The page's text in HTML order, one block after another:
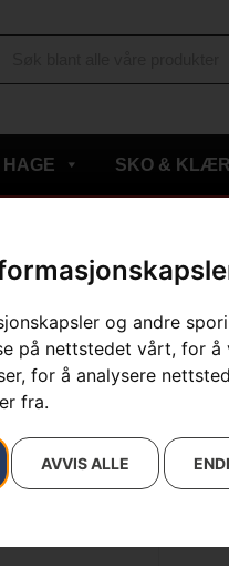
og andre
på nettstedet vårt, for
for å analysere
fra.
AVVIS ALLE
HAGE SKO & KLÆR